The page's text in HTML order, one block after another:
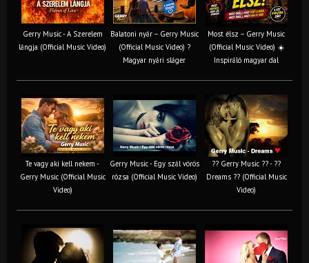
Gerry Music - A Szerelem
lángja (Official Music Video)
Balatoni nyár – Gerry Music
(Official Music Video) ?
Magyar nyári sláger
Most élsz – Gerry Music
(Official Music Video) ☀️
Inspiráló magyar dal
Te vagy aki kell nekem -
Gerry Music (Official Music
Video)
Gerry Music - Egy szál vörös
rózsa (Official Music Video)
?? Gerry Music ?? - ??
Dreams ?? (Official Music
Video)